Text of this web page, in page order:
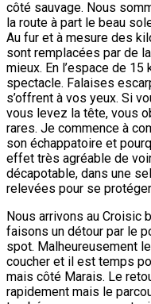
côté sauvage. Nous
la route à part le beau
Au fur et à mesure des
sont remplacées par de
mieux. En l’espace de
spectacle. Falaises
s’offrent à vos yeux. Si
vous levez la tête, vous
rares. Je commence à
son échappatoire et
effet très agréable de
décapotable, dans une
relevées pour se
Nous arrivons au Croisic
faisons un détour par le
spot. Malheureusement
coucher et il est temps
mais côté Marais. Le
rapidement mais le